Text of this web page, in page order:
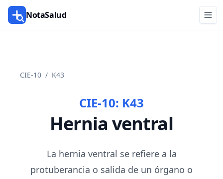
NotaSalud
CIE-10 / K43
CIE-10: K43
Hernia ventral
La hernia ventral se refiere a la
protuberancia o salida de un órgano o